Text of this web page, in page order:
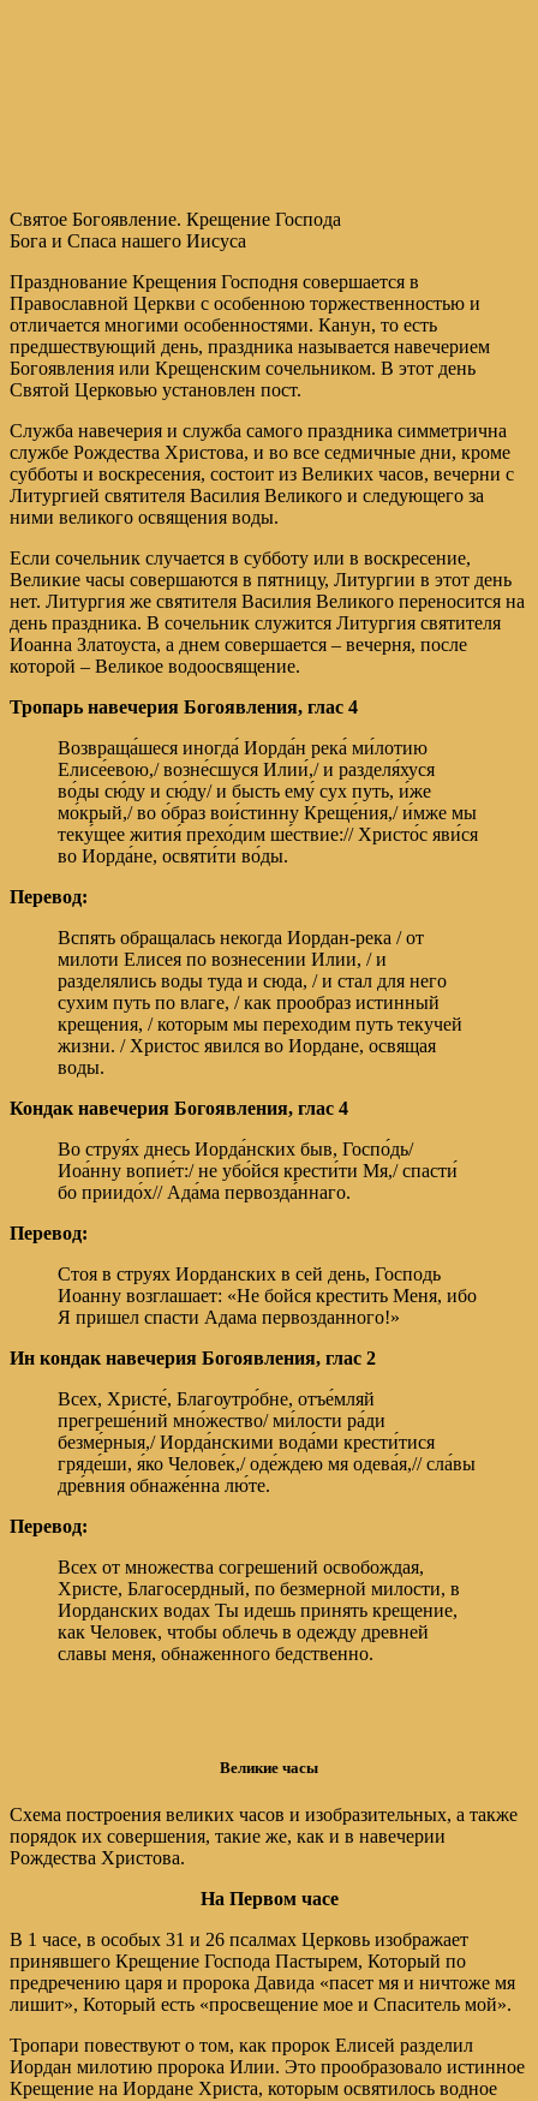
Святое Богоявление. Крещение Господа
Бога и Спаса нашего Иисуса
Празднование Крещения Господня совершается в
Православной Церкви с особенною торжественностью и
отличается многими особенностями. Канун, то есть
предшествующий день, праздника называется навечерием
Богоявления или Крещенским сочельником. В этот день
Святой Церковью установлен пост.
Служба навечерия и служба самого праздника симметрична
службе Рождества Христова, и во все седмичные дни, кроме
субботы и воскресения, состоит из Великих часов, вечерни с
Литургией святителя Василия Великого и следующего за
ними великого освящения воды.
Если сочельник случается в субботу или в воскресение,
Великие часы совершаются в пятницу, Литургии в этот день
нет. Литургия же святителя Василия Великого переносится на
день праздника. В сочельник служится Литургия святителя
Иоанна Златоуста, а днем совершается – вечерня, после
которой – Великое водоосвящение.
Тропарь навечерия Богоявления, глас 4
Возвраща́шеся иногда́ Иорда́н река́ ми́лотию
Елисе́евою,/ возне́сшуся Илии́,/ и разделя́хуся
во́ды сю́ду и сю́ду/ и бысть ему́ сух путь, и́же
мо́крый,/ во о́браз вои́стинну Креще́ния,/ и́мже мы
теку́щее жития́ прехо́дим ше́ствие:// Христо́с яви́ся
во Иорда́не, освяти́ти во́ды.
Перевод:
Вспять обращалась некогда Иордан-река / от
милоти Елисея по вознесении Илии, / и
разделялись воды туда и сюда, / и стал для него
сухим путь по влаге, / как прообраз истинный
крещения, / которым мы переходим путь текучей
жизни. / Христос явился во Иордане, освящая
воды.
Кондак навечерия Богоявления, глас 4
Во струя́х днесь Иорда́нских быв, Госпо́дь/
Иоа́нну вопие́т:/ не убо́йся крести́ти Мя,/ спасти́
бо приидо́х// Ада́ма первозда́ннаго.
Перевод:
Стоя в струях Иорданских в сей день, Господь
Иоанну возглашает: «Не бойся крестить Меня, ибо
Я пришел спасти Адама первозданного!»
Ин кондак навечерия Богоявления, глас 2
Всех, Христе́, Благоутро́бне, отъе́мляй
прегреше́ний мно́жество/ ми́лости ра́ди
безме́рныя,/ Иорда́нскими вода́ми крести́тися
гряде́ши, я́ко Челове́к,/ оде́ждею мя одева́я,// сла́вы
дре́вния обнаже́нна лю́те.
Перевод:
Всех от множества согрешений освобождая,
Христе, Благосердный, по безмерной милости, в
Иорданских водах Ты идешь принять крещение,
как Человек, чтобы облечь в одежду древней
славы меня, обнаженного бедственно.
Великие часы
Схема построения великих часов и изобразительных, а также
порядок их совершения, такие же, как и в навечерии
Рождества Христова.
На Первом часе
В 1 часе, в особых 31 и 26 псалмах Церковь изображает
принявшего Крещение Господа Пастырем, Который по
предречению царя и пророка Давида «пасет мя и ничтоже мя
лишит», Который есть «просвещение мое и Спаситель мой».
Тропари повествуют о том, как пророк Елисей разделил
Иордан милотию пророка Илии. Это прообразовало истинное
Крещение на Иордане Христа, которым освятилось водное